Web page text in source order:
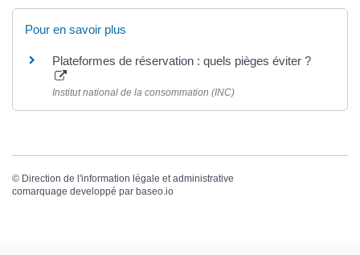
Pour en savoir plus
Plateformes de réservation : quels pièges éviter ?
Institut national de la consommation (INC)
© Direction de l'information légale et administrative
comarquage developpé par baseo.io